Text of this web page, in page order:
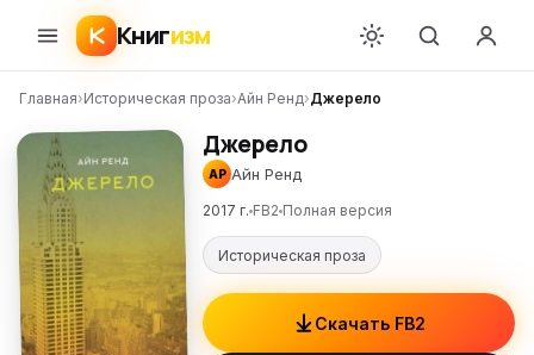
Книгизм
Главная›Историческая проза›Айн Ренд›Джерело
Джерело
АР Айн Ренд
2017 г. FB2 Полная версия
Историческая проза
Скачать FB2